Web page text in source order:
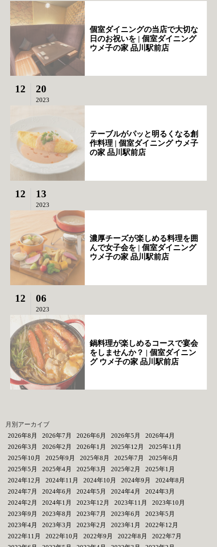
個室ダイニングの当店で大切な
日のお祝いを | 個室ダイニング
ウメ子の家 品川駅前店
12 20
2023
テーブルがパッと明るくなる創
作料理 | 個室ダイニング ウメ子
の家 品川駅前店
12 13
2023
濃厚チーズが楽しめる料理を囲
んで女子会を | 個室ダイニング
ウメ子の家 品川駅前店
12 06
2023
鍋料理が楽しめるコースで宴会
をしませんか？ | 個室ダイニン
グ ウメ子の家 品川駅前店
月別アーカイブ
2026年8月
2026年7月 2026年6月 2026年5月
2026年4月
2026年3月
2026年2月 2026年1月 2025年12月
2025年11月
2025年10月
2025年9月 2025年8月 2025年7月
2025年6月
2025年5月
2025年4月 2025年3月 2025年2月
2025年1月
2024年12月
2024年11月 2024年10月 2024年9月
2024年8月
2024年7月
2024年6月 2024年5月 2024年4月
2024年3月
2024年2月
2024年1月 2023年12月 2023年11月
2023年10月
2023年9月
2023年8月 2023年7月 2023年6月
2023年5月
2023年4月
2023年3月 2023年2月 2023年1月
2022年12月
2022年11月
2022年10月 2022年9月 2022年8月
2022年7月